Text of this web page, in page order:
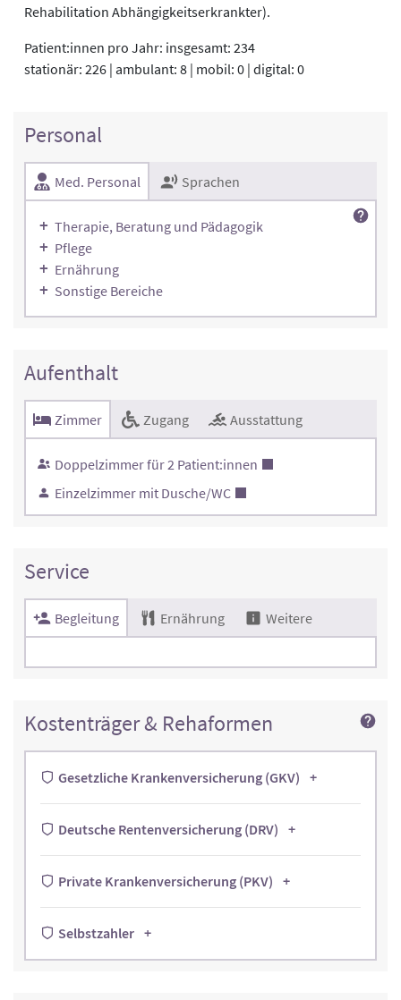
Rehabilitation Abhängigkeitserkrankter).
Patient:innen pro Jahr: insgesamt: 234
stationär: 226 | ambulant: 8 | mobil: 0 | digital: 0
Personal
Med. Personal Sprachen
Therapie, Beratung und Pädagogik
Pflege
Ernährung
Sonstige Bereiche
Aufenthalt
Zimmer Zugang Ausstattung
Doppelzimmer für 2 Patient:innen
Einzelzimmer mit Dusche/WC
Service
Begleitung Ernährung Weitere
Kostenträger & Rehaformen
Gesetzliche Krankenversicherung (GKV)
Deutsche Rentenversicherung (DRV)
Private Krankenversicherung (PKV)
Selbstzahler